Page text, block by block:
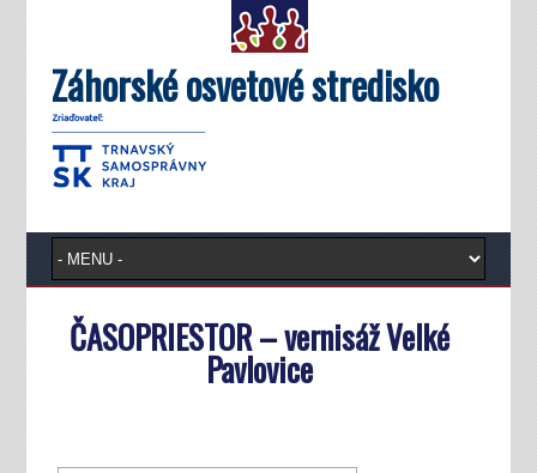
Záhorské osvetové stredisko
ČASOPRIESTOR – vernisáž Velké
Pavlovice